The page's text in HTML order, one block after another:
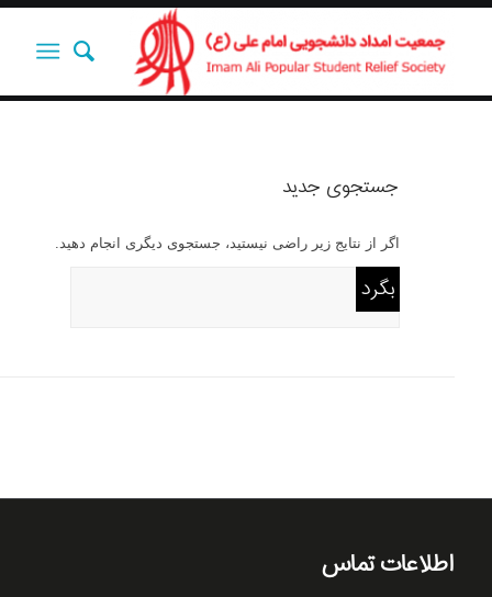
جستجوی جدید
اگر از نتایج زیر راضی نیستید، جستجوی دیگری انجام دهید.
اطلاعات تماس